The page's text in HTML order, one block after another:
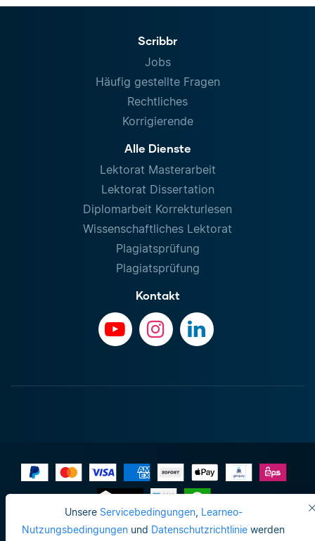
Unsere Servicebedingungen, Learneo-
Nutzungsbedingungen und Datenschutzrichtlinie werden
Scribbr
Jobs
Häufig gestellte Fragen
Rechtliches
Korrigierende
Alle Dienste
Lektorat Masterarbeit
Lektorat Dissertation
Diplomarbeit Korrekturlesen
Wissenschaftliches Lektorat
Plagiatsprüfung
Plagiatsprüfung
Kontakt
Impressum